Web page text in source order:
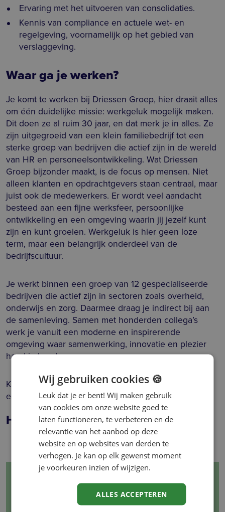
Ervaring met het uitvoeren van consolidaties.
Kennis van compliance en actuele wet- en
regelgeving, voornamelijk op het gebied van
verslaggeving.
Waar ga je werken?
Je komt te werken bij Driessen Groep, hier draait alles
om één duidelijke missie: werkgeluk mogelijk maken.
Dit doen ze al ruim 30 jaar, en dat merk je in alles. Ze
zijn uitgegroeid van een klein familiebedrijf tot een
sterke groep van bedrijven die actief zijn in de wereld
van HR en personeelsontwikkeling. Wat Driessen
Groep bijzonder maakt, is de focus op mensen. Niet
alleen klanten en opdrachtgevers staan centraal, maar
juist ook de medewerkers. Er wordt veel aandacht
besteed aan een fijne werksfeer, persoonlijke
ontwikkeling en een omgeving waarin jij jezelf kunt
zijn en kunt groeien. Werkgeluk is hier geen loze
term, maar een belangrijk onderdeel van de
bedrijfscultuur.
Je werkt binnen een groep van 12 gespecialiseerde
bedrijven die actief zijn in sectoren zoals overheid,
onderwijs en zorg. Daarmee draag je indirect bij aan
de samenleving. Samen met honderden collega’s
werk je vanuit een moderne en inspirerende
omgeving waar samenwerking, innovatie en plezier
hand in hand gaan.
Kortom: een plek waar je niet alleen werkt, maar ook
echt verschil maakt, voor jezelf én voor anderen.
Heb je een vraag over deze vacature?
Vincent Bogaerts
Scout & Accountmanager
Wij gebruiken cookies 🍪
Leuk dat je er bent! Wij maken gebruik
van cookies om onze website goed te
laten functioneren, te verbeteren en de
relevantie van het aanbod op deze
website en op websites van derden te
verhogen. Je kan op elk gewenst moment
je voorkeuren inzien of wijzigen.
ALLES ACCEPTEREN